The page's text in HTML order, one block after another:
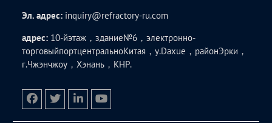
Эл. адрес: inquiry@refractory-ru.com
адрес: 10-йэтаж，здание№6，электронно-
торговыйпортцентральноКитая，у.Daxue，районЭрки，
г.Чжэнчжоу，Хэнань，КНР.